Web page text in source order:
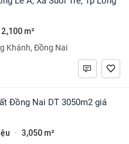
2,100 m²
Khánh, Đồng Nai
· 3,050 m²